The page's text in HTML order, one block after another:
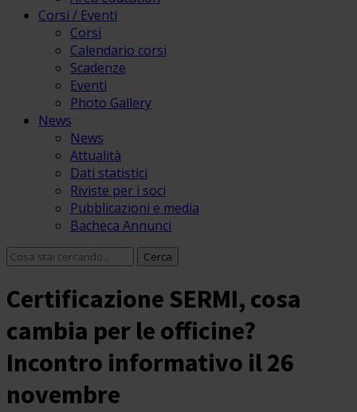
Corsi / Eventi
Corsi
Calendario corsi
Scadenze
Eventi
Photo Gallery
News
News
Attualità
Dati statistici
Riviste per i soci
Pubblicazioni e media
Bacheca Annunci
Certificazione SERMI, cosa
cambia per le officine?
Incontro informativo il 26
novembre